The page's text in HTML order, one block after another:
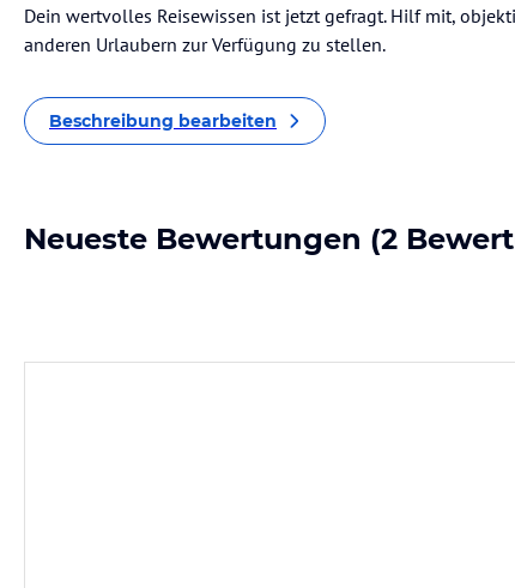
Dein wertvolles Reisewissen ist jetzt gefragt. Hilf mit,
anderen Urlaubern zur Verfügung zu stellen.
Beschreibung bearbeiten
Neueste Bewertungen (2